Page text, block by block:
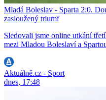
Mladá Boleslav - Sparta 2:0.
zasloužený triumf
Sledovali jsme online utkání
mezi Mladou Boleslaví a
Aktuálně.cz - Sport
dnes, 17:48